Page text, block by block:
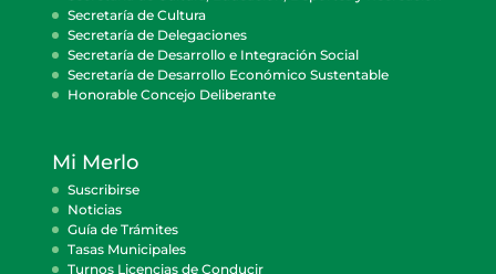
Secretaría de Cultura
Secretaría de Delegaciones
Secretaría de Desarrollo e Integración Social
Secretaría de Desarrollo Económico Sustentable
Honorable Concejo Deliberante
Mi Merlo
Suscribirse
Noticias
Guía de Trámites
Tasas Municipales
Turnos Licencias de Conducir